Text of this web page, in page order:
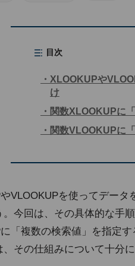
目次
XLOOKUPや
け
関数XLOOKUPに
関数VLOOKUPに
VLOOKUPを使ってデー
。今回は、その具体的な手
「複数の検索値」を指定
、その仕組みについて十分